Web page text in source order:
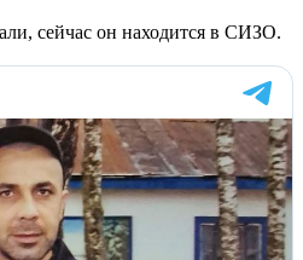
сейчас он находится в СИЗО.